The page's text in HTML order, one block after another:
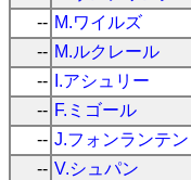
-- M.ワイルズ
-- M.ルクレール
--
I.アシュリー
-- F.ミゴール
-- J.フォンランテン
-- V.シュパン